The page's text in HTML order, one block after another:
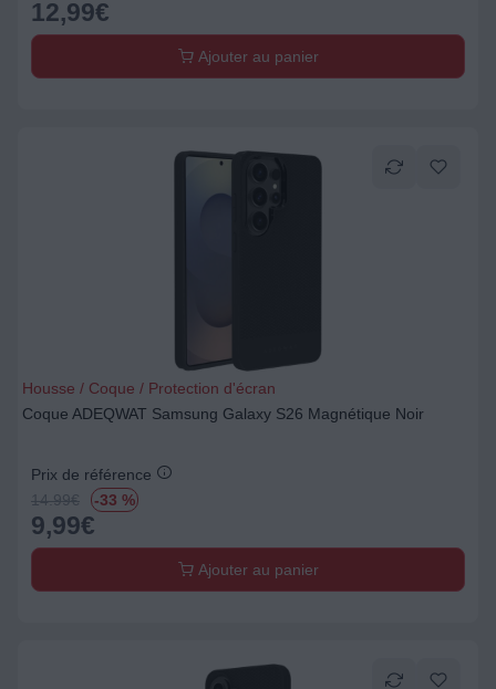
12,99€
Ajouter au panier
Housse / Coque / Protection d'écran
Coque ADEQWAT Samsung Galaxy S26 Magnétique Noir
Prix de référence
14.99€ -33 %
9,99€
Ajouter au panier